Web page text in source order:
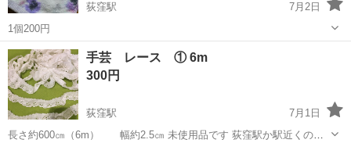
荻窪駅
7月2日
1個200円
東京 杉並区 荻窪駅 その他
手芸 レース ① 6m
300円
荻窪駅
7月1日
長さ約600㎝（6m） 幅約2.5㎝ 未使用品です 荻窪駅か駅近くの自